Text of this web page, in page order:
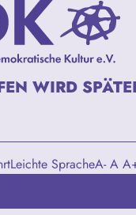
Leichte SpracheA- A
WIRD